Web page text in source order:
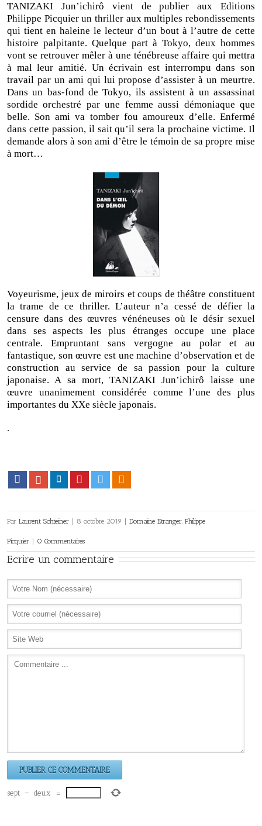
TANIZAKI Jun’ichirô vient de publier aux Editions
Philippe Picquier un thriller aux multiples rebondissements
qui tient en haleine le lecteur d’un bout à l’autre de cette
histoire palpitante. Quelque part à Tokyo, deux hommes
vont se retrouver mêler à une ténébreuse affaire qui mettra
à mal leur amitié. Un écrivain est interrompu dans son
travail par un ami qui lui propose d’assister à un meurtre.
Dans un bas-fond de Tokyo, ils assistent à un assassinat
sordide orchestré par une femme aussi démoniaque que
belle. Son ami va tomber fou amoureux d’elle. Enfermé
dans cette passion, il sait qu’il sera la prochaine victime. Il
demande alors à son ami d’être le témoin de sa propre mise
à mort…
Voyeurisme, jeux de miroirs et coups de théâtre constituent
la trame de ce thriller. L’auteur n’a cessé de défier la
censure dans des œuvres vénéneuses où le désir sexuel
dans ses aspects les plus étranges occupe une place
centrale. Empruntant sans vergogne au polar et au
fantastique, son œuvre est une machine d’observation et de
construction au service de sa passion pour la culture
japonaise. A sa mort, TANIZAKI Jun’ichirô laisse une
œuvre unanimement considérée comme l’une des plus
importantes du XXe siècle japonais.
.
Facebook Google+
Par Laurent Schteiner 8 octobre 2019 Domaine Etranger, Philippe
Picquier 0 Commentaires
Ecrire un commentaire
sept − deux =